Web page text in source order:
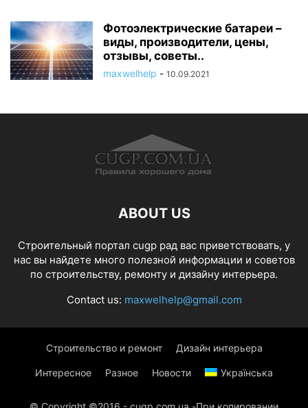
Фотоэлектрические батареи –
виды, производители, цены,
отзывы, советы..
maxwelhelp - 10.09.2021
ABOUT US
Строительный портал cugp рад вас приветствовать, у
нас вы найдете много полезной информации и советов
по строительству, ремонту и дизайну интерьера.
Contact us: maxwelhelp@gmail.com
Строительство и ремонт Дизайн интерьера
Интересное Разное Новости Українська